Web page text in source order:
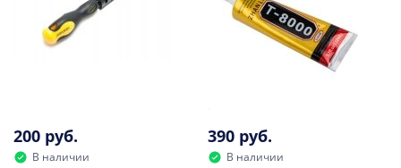
200 руб.
В наличии
390 руб.
В наличии